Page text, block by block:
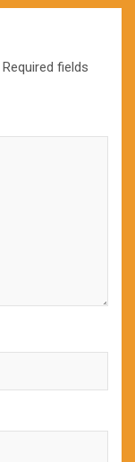
Required fields